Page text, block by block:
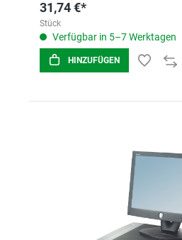
31,74 €*
Stück
Verfügbar in 5–7 Werktagen
HINZUFÜGEN